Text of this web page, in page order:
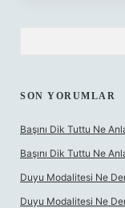
SON YORUMLAR
Başını Dik Tuttu Ne
Başını Dik Tuttu Ne
Duyu Modalitesi Ne
Duyu Modalitesi Ne